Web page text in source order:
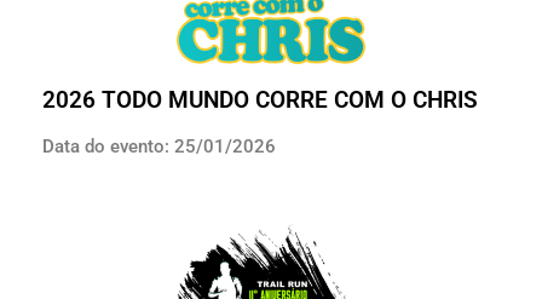
2026 TODO MUNDO CORRE COM O CHRIS
Data do evento: 25/01/2026